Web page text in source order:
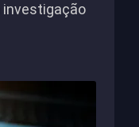
investigação